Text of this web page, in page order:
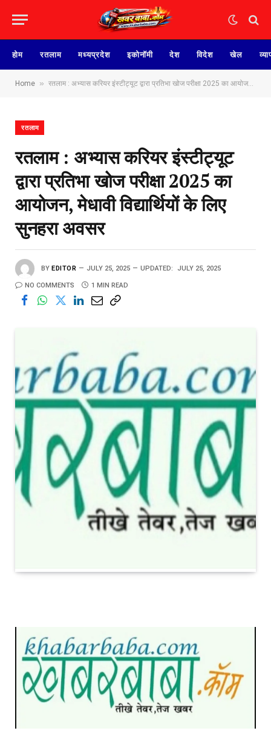
होम रतलाम मध्यप्रदेश इकोनॉमी देश विदेश खेल
Home » रतलाम : अभ्यास करियर इंस्टीट्यूट द्वारा प्रतिभा खोज परीक्षा 2025 का आयोजन, मेधावी विद्यार्थियों के लिए सुनहरा अवसर
रतलाम
रतलाम : अभ्यास करियर इंस्टीट्यूट
द्वारा प्रतिभा खोज परीक्षा 2025 का
आयोजन, मेधावी विद्यार्थियों के लिए
सुनहरा अवसर
BY EDITOR JULY 25, 2025 UPDATED: JULY 25, 2025
NO COMMENTS 1 MIN READ